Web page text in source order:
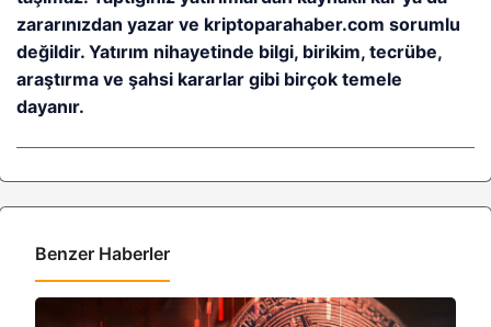
zararınızdan yazar ve kriptoparahaber.com sorumlu
değildir. Yatırım nihayetinde bilgi, birikim, tecrübe,
araştırma ve şahsi kararlar gibi birçok temele
dayanır.
Benzer Haberler